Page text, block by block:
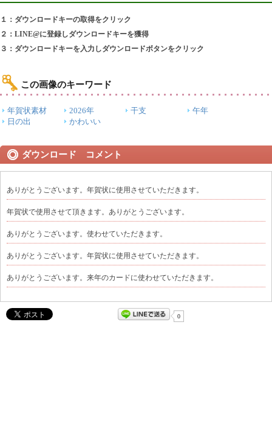
１：ダウンロードキーの取得をクリック
２：LINE@に登録しダウンロードキーを獲得
３：ダウンロードキーを入力しダウンロードボタンをクリック
この画像のキーワード
年賀状素材 2026年 干支
午年
日の出
かわいい
ダウンロード コメント
ありがとうございます。年賀状に使用させていただきます。
年賀状で使用させて頂きます。ありがとうございます。
ありがとうございます。使わせていただきます。
ありがとうございます。年賀状に使用させていただきます。
ありがとうございます。来年のカードに使わせていただきます。
0